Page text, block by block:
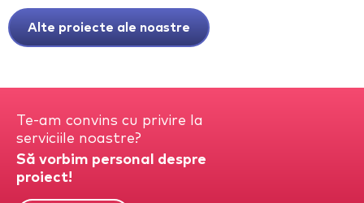
Alte proiecte ale noastre
Te-am convins cu privire la
serviciile noastre?
Să vorbim personal despre
proiect!